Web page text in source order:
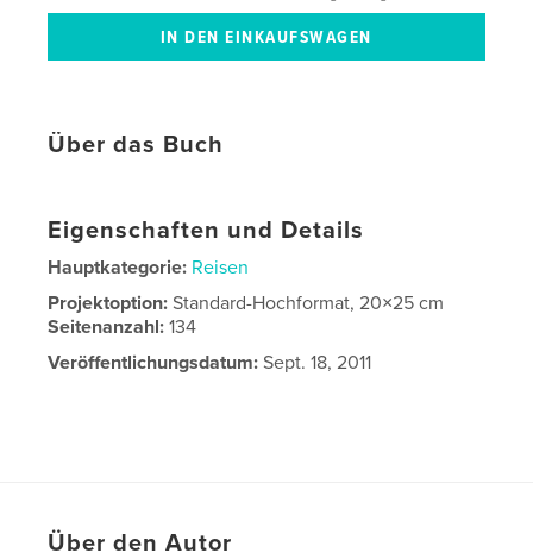
Über das Buch
Eigenschaften und Details
Hauptkategorie: Reisen
Projektoption:Standard-Hochformat, 20×25 cm
Seitenanzahl:134
Veröffentlichungsdatum: Sept. 18, 2011
Über den Autor